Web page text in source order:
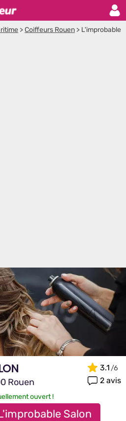
>Coiffeurs Rouen > L'improbable
Rouen
3.1
2 avis
ouvert !
Salon